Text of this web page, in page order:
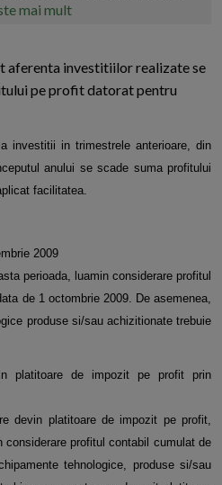
mai mult
aferenta investitiilor realizate se
pe profit datorat pentru
investitii in trimestrele anterioare, din
anului se scade suma profitului
facilitatea.
2009
perioada, luamin considerare profitul
de 1 octombrie 2009. De asemenea,
produse si/sau achizitionate trebuie
platitoare de impozit pe profit prin
devin platitoare de impozit pe profit,
profitul contabil cumulat de
tehnologice, produse si/sau